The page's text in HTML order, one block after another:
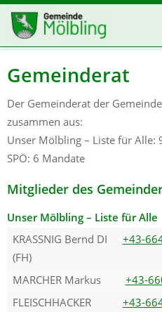
Gemeinderat
Der Gemeinderat der
zusammen aus:
Unser Mölbling – Liste für Alle:
SPÖ: 6 Mandate
Mitglieder des
Unser Mölbling – Liste für Alle
KRASSNIG Bernd DI
(FH)
+43-
MARCHER Markus +43-
FLEISCHHACKER
+43-